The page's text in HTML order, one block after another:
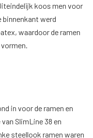
koos men voor
binnenkant werd
waardoor de ramen
in voor de ramen en
SlimLine 38 en
steellook ramen waren